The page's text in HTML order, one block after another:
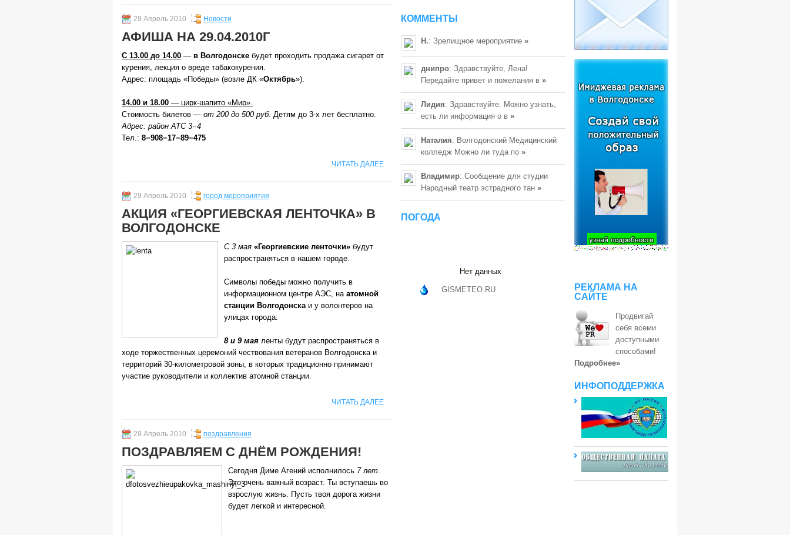
29 Апрель 2010 Новости
АФИША НА 29.04.2010Г
С 13.00 до 14.00 — в Волгодонске будет проходить продажа сигарет от
курения, лекция о вреде табакокурения.
Адрес: площадь «Победы» (возле ДК «Октябрь»).
14.00 и 18.00 — цирк-шапито «Мир».
Стоимость билетов — от 200 до 500 руб. Детям до 3-х лет бесплатно.
Адрес: район АТС 3−4
Тел.: 8−908−17−89−475
ЧИТАТЬ ДАЛЕЕ
29 Апрель 2010 город мероприятия
АКЦИЯ «ГЕОРГИЕВСКАЯ ЛЕНТОЧКА» В
ВОЛГОДОНСКЕ
С 3 мая «Георгиевские ленточки» будут
распространяться в нашем городе.
Символы победы можно получить в
информационном центре АЭС, на атомной
станции Волгодонскаи у волонтеров на
улицах города.
8 и 9 мая ленты будут распространяться в
ходе торжественных церемоний чествования ветеранов Волгодонска и
территорий 30-километровой зоны, в которых традиционно принимают
участие руководители и коллектив атомной станции.
ЧИТАТЬ ДАЛЕЕ
29 Апрель 2010 поздравления
ПОЗДРАВЛЯЕМ С ДНЁМ РОЖДЕНИЯ!
Сегодня Диме Агений исполнилось 7 лет.
Это очень важный возраст. Ты вступаешь во
взрослую жизнь. Пусть твоя дорога жизни
будет легкой и интересной.
КОММЕНТЫ
Н.: Зрелищное мероприятие »
днипро: Здравствуйте, Лена!
Передайте привет и пожелания в »
Лидия: Здравствуйте. Можно узнать,
есть ли информация о в »
Наталия: Волгодонский Медицинский
колледж Можно ли туда по »
Владимир: Сообщение для студии
Народный театр эстрадного тан »
ПОГОДА
Нет данных
GISMETEO.RU
РЕКЛАМА НА
САЙТЕ
Продвигай
себя всеми
доступными
способами!
Подробнее»
ИНФОПОДДЕРЖКА